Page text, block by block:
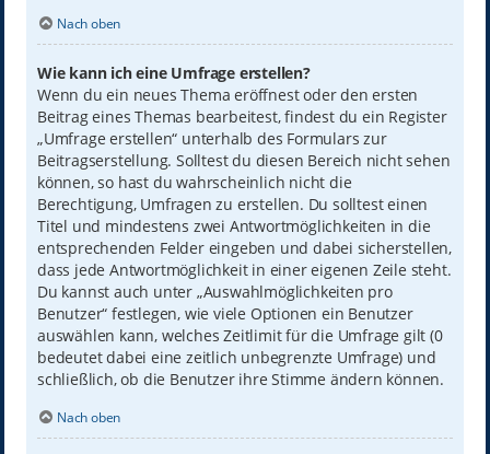
Nach oben
Wie kann ich eine Umfrage erstellen?
Wenn du ein neues Thema eröffnest oder den ersten
Beitrag eines Themas bearbeitest, findest du ein Register
„Umfrage erstellen“ unterhalb des Formulars zur
Beitragserstellung. Solltest du diesen Bereich nicht sehen
können, so hast du wahrscheinlich nicht die
Berechtigung, Umfragen zu erstellen. Du solltest einen
Titel und mindestens zwei Antwortmöglichkeiten in die
entsprechenden Felder eingeben und dabei sicherstellen,
dass jede Antwortmöglichkeit in einer eigenen Zeile steht.
Du kannst auch unter „Auswahlmöglichkeiten pro
Benutzer“ festlegen, wie viele Optionen ein Benutzer
auswählen kann, welches Zeitlimit für die Umfrage gilt (0
bedeutet dabei eine zeitlich unbegrenzte Umfrage) und
schließlich, ob die Benutzer ihre Stimme ändern können.
Nach oben